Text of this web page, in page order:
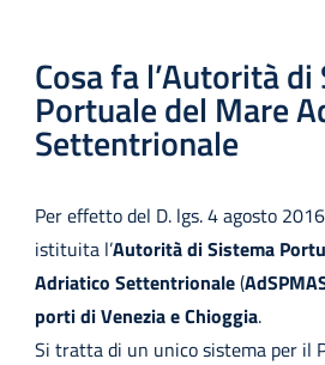
Cosa fa l’Autorità
Portuale del Mare
Settentrionale
Per effetto del D. lgs. 4 agosto
istituita l’Autorità di Sistema
Adriatico Settentrionale(
portidiVeneziaeChioggia.
Si tratta di un unico sistema per il